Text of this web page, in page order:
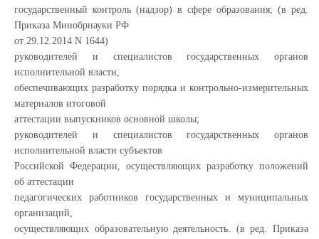
государственный контроль (надзор) в сфере образования; (в ред.
Приказа Минобрнауки РФ
от 29.12.2014 N 1644)
руководителей и специалистов государственных органов
исполнительной власти,
обеспечивающих разработку порядка и контрольно-измерительных
материалов итоговой
аттестации выпускников основной школы;
руководителей и специалистов государственных органов
исполнительной власти субъектов
Российской Федерации, осуществляющих разработку положений
об аттестации
педагогических работников государственных и муниципальных
организаций,
осуществляющих образовательную деятельность. (в ред. Приказа